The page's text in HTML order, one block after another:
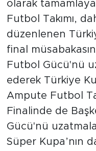
olarak
Futbol Takımı,
düzenlenen
final
Futbol Gücü'nü
ederek Türkiye
Ampute Futbol
Finalinde de
Gücü'nü
Süper Kupa’nın